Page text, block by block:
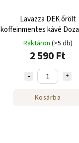
Lavazza DEK őrölt
koffeinmentes kávé
Raktáron (>5 db)
2 590 Ft
Kosárba